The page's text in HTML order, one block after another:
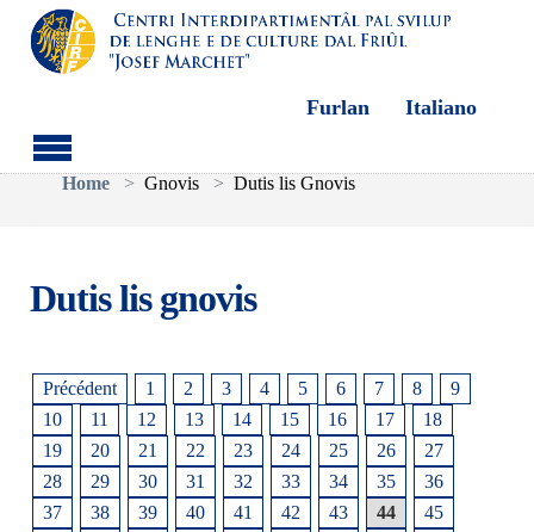
Aller au contenu principal
Furlan Italiano
Vous êtes ici:
Home
Gnovis Dutis lis Gnovis
Dutis lis gnovis
Précédent 1 2 3 4 5 6 7 8
9
10
11 12 13 14 15 16 17
18
19
20 21 22 23 24 25 26
27
28
29 30 31 32 33 34 35
36
37
38 39 40 41 42 43 44
45